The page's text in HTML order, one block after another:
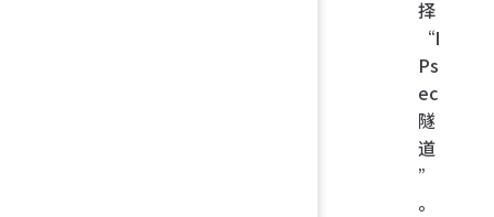
择
“I
Ps
ec
隧
道
”
。